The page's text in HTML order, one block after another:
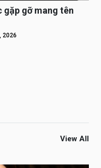
gặp gỡ mang tên
2026
View All